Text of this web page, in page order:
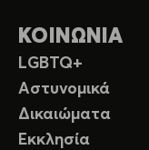
ΚΟΙΝΩΝΙΑ
LGBTQ+
Αστυνομικά
Δικαιώματα
Εκκλησία